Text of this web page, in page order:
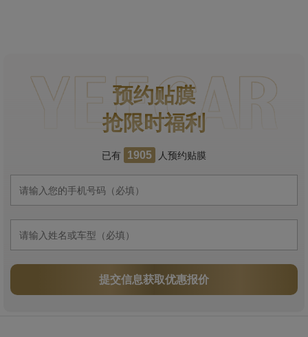
预约贴膜
抢限时福利
已有 1905 人预约贴膜
提交信息获取优惠报价